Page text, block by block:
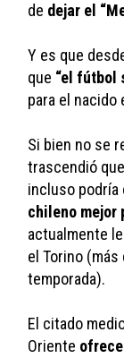
de dejar el
Y es que
que “el fútbol
para el nacido
Si bien no se
trascendió
incluso podría
chileno mejor
actualmente
el Torino
temporada).
El citado
Oriente